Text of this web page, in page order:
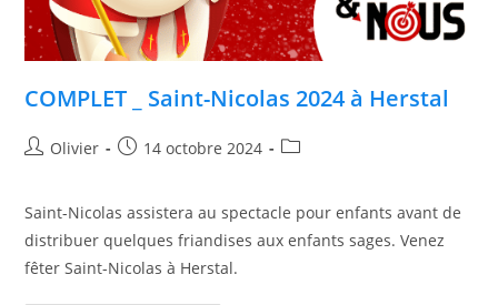
COMPLET _ Saint-Nicolas 2024 à Herstal
Olivier 14 octobre 2024
Saint-Nicolas assistera au spectacle pour enfants avant de
distribuer quelques friandises aux enfants sages. Venez
fêter Saint-Nicolas à Herstal.